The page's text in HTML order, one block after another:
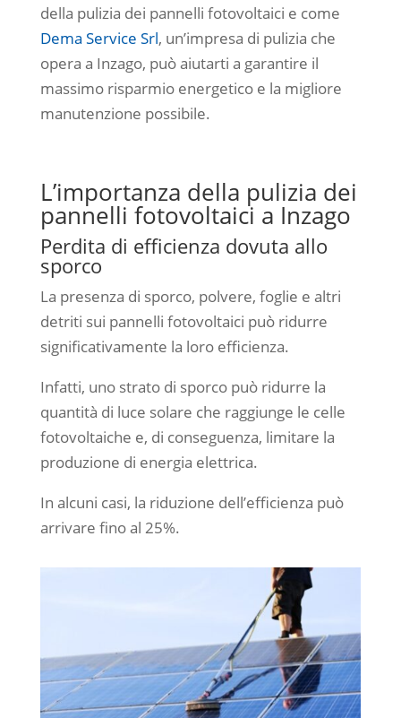
della pulizia dei pannelli fotovoltaici e come
Dema Service Srl, un’impresa di pulizia che
opera a Inzago, può aiutarti a garantire il
massimo risparmio energetico e la migliore
manutenzione possibile.
L’importanza della pulizia dei
pannelli fotovoltaici a Inzago
Perdita di efficienza dovuta allo
sporco
La presenza di sporco, polvere, foglie e altri
detriti sui pannelli fotovoltaici può ridurre
significativamente la loro efficienza.
Infatti, uno strato di sporco può ridurre la
quantità di luce solare che raggiunge le celle
fotovoltaiche e, di conseguenza, limitare la
produzione di energia elettrica.
In alcuni casi, la riduzione dell’efficienza può
arrivare fino al 25%.